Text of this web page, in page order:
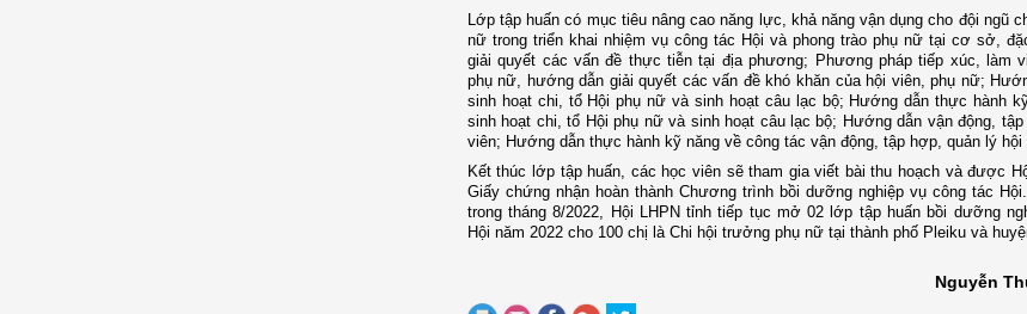
Lớp tập huấn có mục tiêu nâng cao năng lực, khả năng vận dụng cho đội ngũ
nữtrong triển khai nhiệm vụ công tác Hội và phong trào phụ nữ tại cơ sở,
giải quyết các vấn đề thực tiễn tại địa phương; Phương pháp tiếp xúc, làm
phụ nữ, hướng dẫn giải quyết các vấn đề khó khăn của hội viên, phụ nữ;
sinh hoạt chi, tổ Hội phụ nữ và sinh hoạt câu lạc bộ; Hướng dẫn thực hành
sinh hoạt chi, tổ Hội phụ nữ và sinh hoạt câu lạc bộ; Hướng dẫn vận động,
viên; Hướng dẫn thực hành kỹ năng về công tác vận động, tập hợp, quản lý hội
Kết thúc lớp tập huấn, các học viên sẽ tham gia viết bài thu hoạch và được
Giấy chứng nhận hoàn thành Chương trình bồi dưỡng nghiệp vụ công tác Hội.
trong tháng 8/2022, Hội LHPN tỉnh tiếp tục mở 02 lớp tập huấn bồi dưỡng
Hội năm 2022 cho 100 chị là Chi hội trưởng phụ nữ tại thành phố Pleiku và
Nguyễn